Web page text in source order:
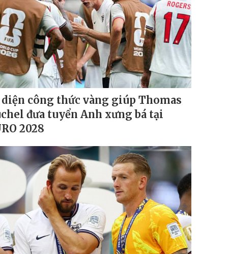
diện công thức vàng giúp Thomas
đưa tuyển Anh xưng bá tại
2028